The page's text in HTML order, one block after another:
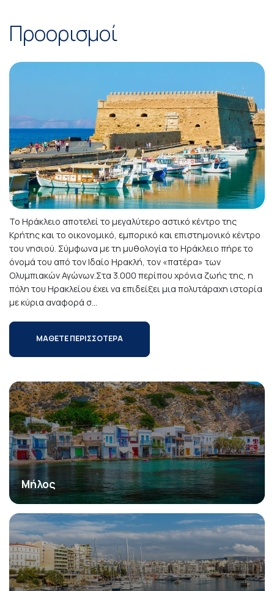
Προορισμοί
Το Ηράκλειο αποτελεί το μεγαλύτερο αστικό κέντρο της
Κρήτης και το οικονομικό, εμπορικό και επιστημονικό κέντρο
του νησιού. Σύμφωνα με τη μυθολογία το Ηράκλειο πήρε το
όνομά του από τον Ιδαίο Ηρακλή, τον «πατέρα» των
Ολυμπιακών Αγώνων.Στα 3.000 περίπου χρόνια ζωής της, η
πόλη του Ηρακλείου έχει να επιδείξει μια πολυτάραχη ιστορία
με κύρια αναφορά σ...
ΜΑΘΕΤΕ ΠΕΡΙΣΣΟΤΕΡΑ
Μήλος